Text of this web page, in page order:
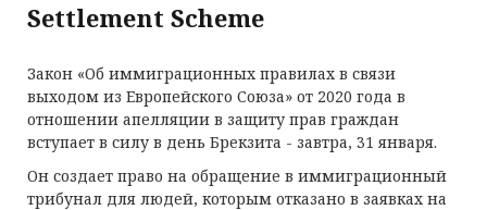
Settlement Scheme
Закон «Об иммиграционных правилах в связи
выходом из Европейского Союза» от 2020 года в
отношении апелляции в защиту прав граждан
вступает в силу в день Брекзита - завтра, 31 января.
Он создает право на обращение в иммиграционный
трибунал для людей, которым отказано в заявках на